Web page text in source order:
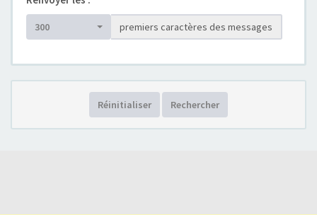
300 premiers caractères des messages
Réinitialiser Rechercher